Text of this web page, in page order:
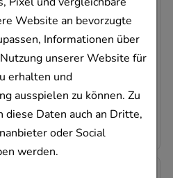
Website an bevorzugte
Informationen über
unserer Website für
erhalten und
ausspielen zu können. Zu
diese Daten auch an Dritte,
oder Social
werden.
98St
lieferbar